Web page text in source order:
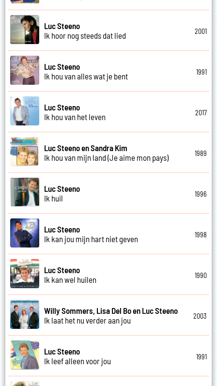
Luc Steeno
Ik hoor nog steeds dat lied
2001
Luc Steeno
Ik hou van alles wat je bent
1991
Luc Steeno
Ik hou van het leven
2017
Luc Steeno en Sandra Kim
Ik hou van mijn land (Je aime mon pays)
1989
Luc Steeno
Ik huil
1996
Luc Steeno
Ik kan jou mijn hart niet geven
1998
Luc Steeno
Ik kan wel huilen
1990
Willy Sommers, Lisa Del Bo en Luc Steeno
Ik laat het nu verder aan jou
2003
Luc Steeno
Ik leef alleen voor jou
1991